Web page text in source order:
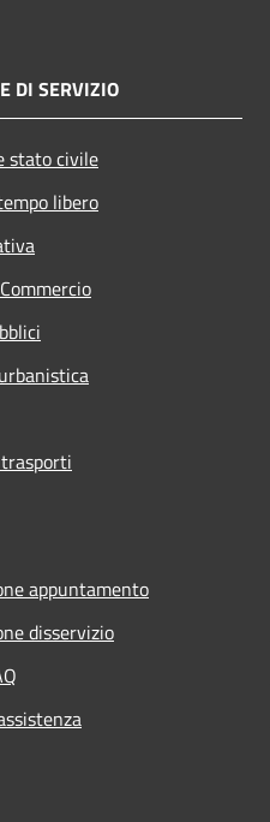
DI SERVIZIO
stato civile
libero
appuntamento
disservizio